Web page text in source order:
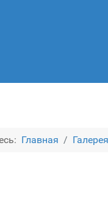
Главная Галерея